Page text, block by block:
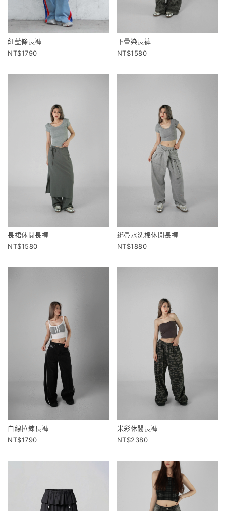
紅藍條長褲
1790
下暈染長褲
1580
長裙休閒長褲
1580
綁帶水洗棉休閒長褲
1880
白線拉鍊長褲
1790
米彩休閒長褲
2380